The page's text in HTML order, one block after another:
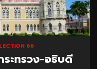
66
ะทรวง-อธิบดี